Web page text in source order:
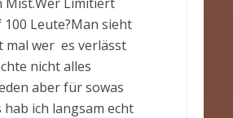
100 Leute?Man sieht
mal wer es verlässt
nicht alles
aber für sowas
ich langsam echt